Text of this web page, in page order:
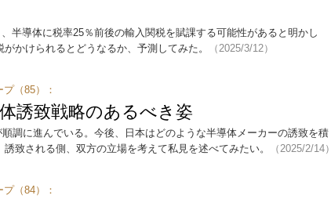
半導体に税率25％前後の輸入関税を賦課する可能性があると明かし
かけられるとどうなるか、予測してみた。
（2025/3/12）
（85）：
誘致戦略のあるべき姿
調に進んでいる。今後、日本はどのような半導体メーカーの誘致を積
致される側、双方の立場を考えて私見を述べてみたい。
（2025/2/14）
（84）：